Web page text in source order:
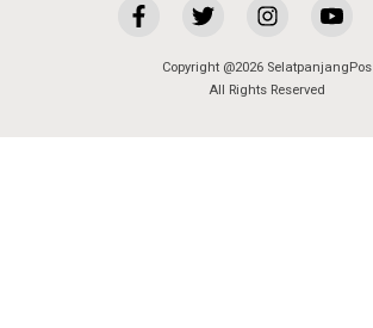
Copyright @2026 SelatpanjangPos
All Rights Reserved